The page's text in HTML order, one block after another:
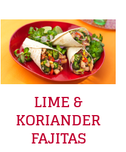
LIME &
KORIANDER
FAJITAS